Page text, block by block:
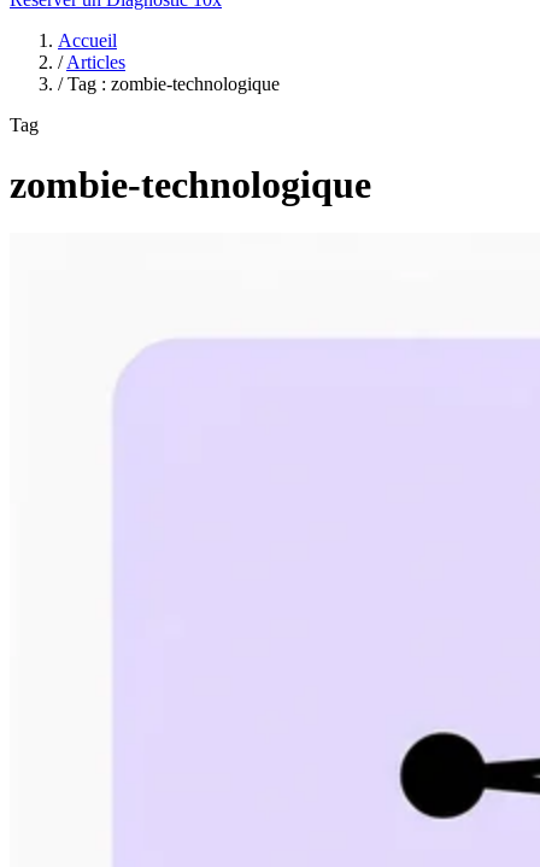
Accueil
/ Articles
/ Tag : zombie-technologique
Tag
zombie-technologique